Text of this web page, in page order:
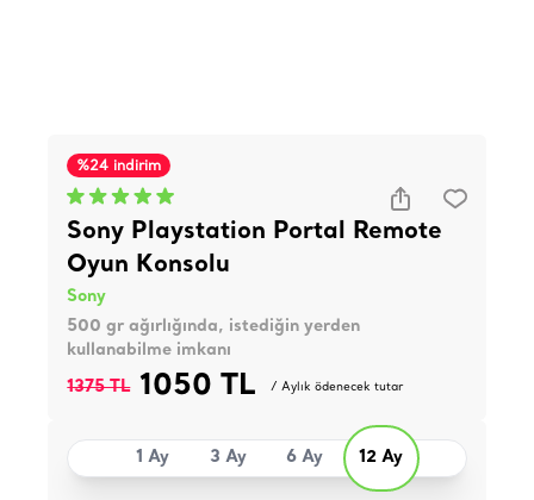
%24 indirim
Sony Playstation Portal Remote
Oyun Konsolu
Sony
500 gr ağırlığında, istediğin yerden
kullanabilme imkanı
1375 TL 1050 TL / Aylık ödenecek tutar
1 Ay 3 Ay 6 Ay 12 Ay